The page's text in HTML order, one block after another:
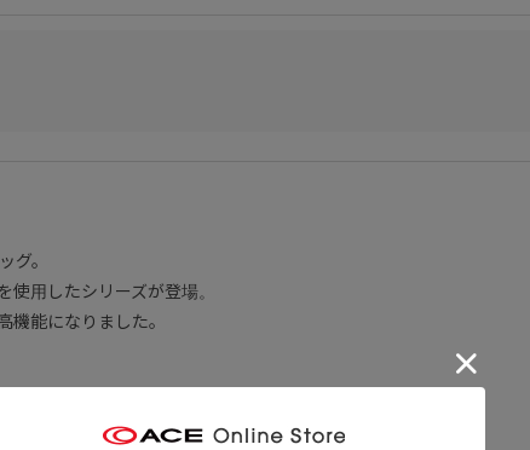
グ。
使用したシリーズが登場。
能になりました。